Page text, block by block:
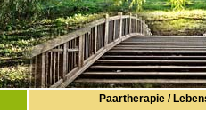
Paartherapie /